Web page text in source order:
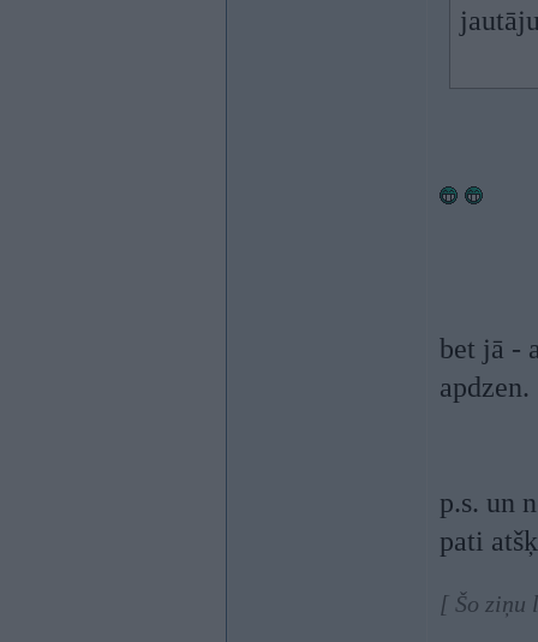
bet jā -
apdzen.
p.s. un
pati
[ Šo ziņu